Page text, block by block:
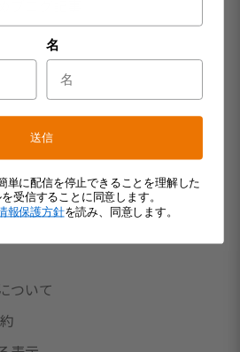
ブログ記事
ついて
名
送信
単に配信を停止できることを理解した
受信することに同意します。
報保護方針を読み、同意します。